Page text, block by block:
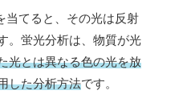
当てると、その光は反射
。蛍光分析は、物質が光
光とは異なる色の光を放
した分析方法です。